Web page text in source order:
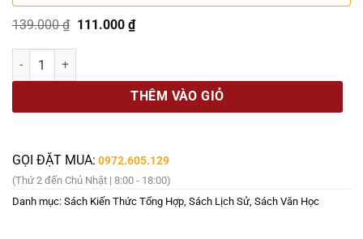
139.000₫ Giá
là:
111.000 ₫Giá
NHỮNG CON NGƯỜI VĨ ĐẠI - Đường Tới Thành Công Của Các
THÊM VÀO GIỎ
GỌI ĐẶT MUA: 0972.605.129
(Thứ 2 đến Chủ Nhật | 8:00 - 18:00)
Danh mục: Sách Kiến Thức Tổng Hợp, Sách Lịch Sử, Sách Văn Học